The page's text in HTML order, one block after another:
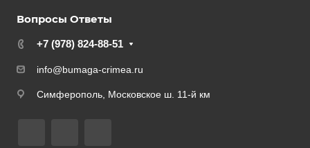
Вопросы Ответы
+7 (978) 824-88-51
info@bumaga-crimea.ru
Симферополь, Московское ш. 11-й км